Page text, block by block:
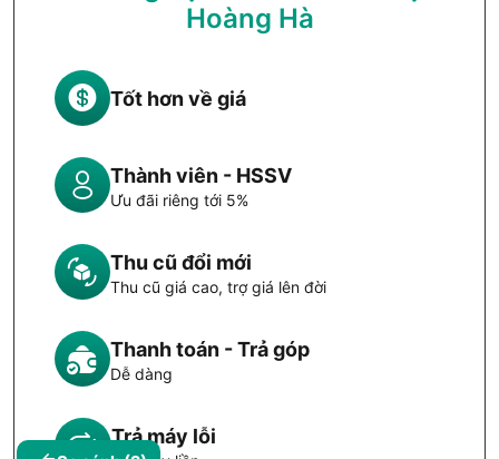
Hoàng Hà
Tốt hơn về giá
Thành viên - HSSV
Ưu đãi riêng tới 5%
Thu cũ đổi mới
Thu cũ giá cao, trợ giá lên đời
Thanh toán - Trả góp
Dễ dàng
Trả máy lỗi